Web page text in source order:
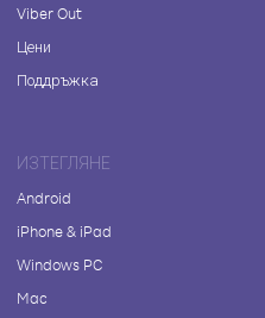
Viber Out
Цени
Поддръжка
ИЗТЕГЛЯНЕ
Android
iPhone & iPad
Windows PC
Mac